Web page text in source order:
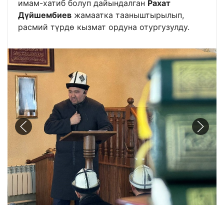
имам-хатиб болуп дайындалган Рахат
Дүйшембиев жамаатка тааныштырылып,
расмий түрдө кызмат ордуна отургузулду.